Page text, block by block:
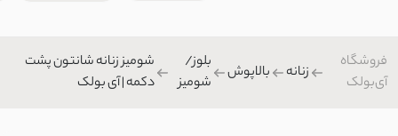
مینی اسکارف زنانه طرحدار |
زنانه
فروشگاه
آی‌بولک
زنانه بالاپوش
بلوز/
شومیز
شومیز زنانه شانتون پشت
دکمه | آی بولک